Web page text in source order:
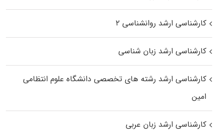
کارشناسی ارشد روانشناسی ۲
کارشناسی ارشد زبان شناسی
کارشناسی ارشد رﺷﺘﻪ ﻫﺎی تخصصی داﻧﺸﮕﺎه ﻋﻠﻮم انتظامی
اﻣﻴﻦ
کارشناسی ارشد زبان عربی